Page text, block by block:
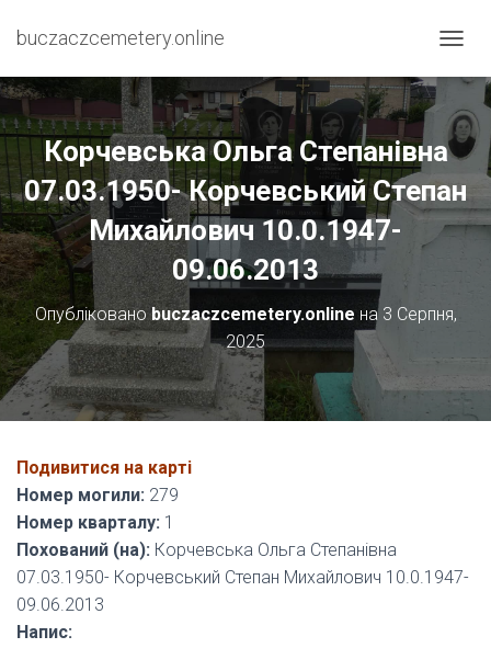
buczaczcemetery.online
Е
Е
М
К
У
Т
Ц
Корчевська Ольга Степанівна
07.03.1950- Корчевський Степан
Михайлович 10.0.1947-
09.06.2013
Опублікованоbuczaczcemetery.online на 3 Серпня,
2025
Подивитися на карті
Номер могили: 279
Номер кварталу: 1
Похований (на): Корчевська Ольга Степанівна
07.03.1950- Корчевський Степан Михайлович 10.0.1947-
09.06.2013
Напис: